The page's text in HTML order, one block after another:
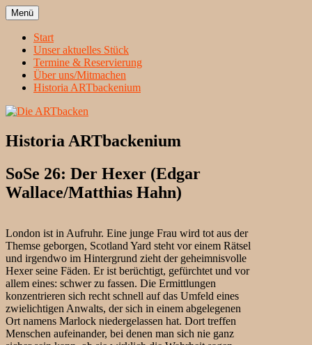
Zum
Inhalt
springen
Die ARTbacken
Menü
Start
Unser aktuelles Stück
Termine & Reservierung
Über uns/Mitmachen
Historia ARTbackenium
Historia ARTbackenium
SoSe 26: Der Hexer (Edgar
Wallace/Matthias Hahn)
London ist in Aufruhr. Eine junge Frau wird tot aus der
Themse geborgen, Scotland Yard steht vor einem Rätsel
und irgendwo im Hintergrund zieht der geheimnisvolle
Hexer seine Fäden. Er ist berüchtigt, gefürchtet und vor
allem eines: schwer zu fassen. Die Ermittlungen
konzentrieren sich recht schnell auf das Umfeld eines
zwielichtigen Anwalts, der sich in einem abgelegenen
Ort namens Marlock niedergelassen hat. Dort treffen
Menschen aufeinander, bei denen man sich nie ganz